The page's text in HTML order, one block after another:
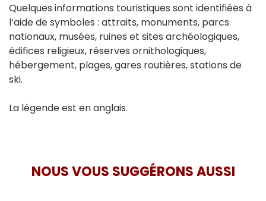
Quelques informations touristiques sont identifiées à
l’aide de symboles : attraits, monuments, parcs
nationaux, musées, ruines et sites archéologiques,
édifices religieux, réserves ornithologiques,
hébergement, plages, gares routières, stations de
ski.
La légende est en anglais.
NOUS VOUS SUGGÉRONS AUSSI